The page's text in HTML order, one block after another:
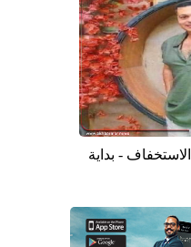
- بداية